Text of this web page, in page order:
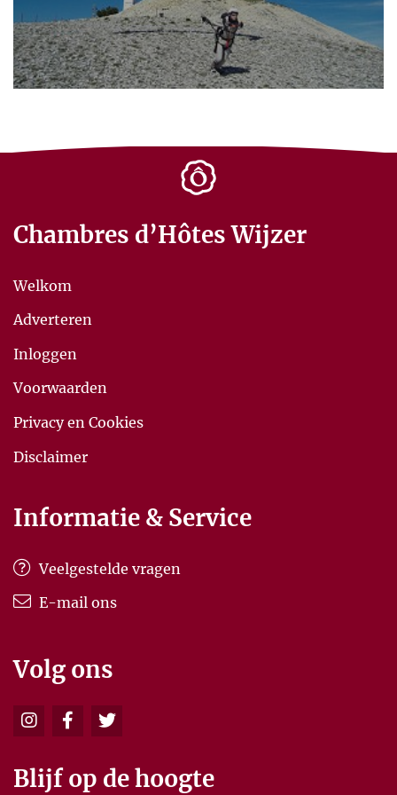
Chambres d’Hôtes Wijzer
Welkom
Adverteren
Inloggen
Voorwaarden
Privacy en Cookies
Disclaimer
Informatie & Service
Veelgestelde vragen
E-mail ons
Volg ons
Blijf op de hoogte